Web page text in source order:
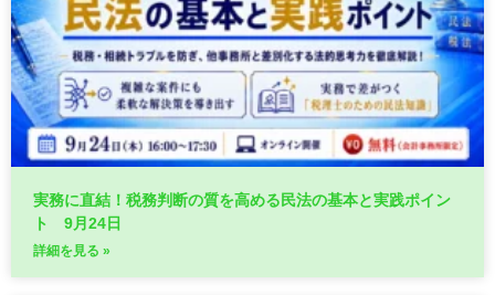
実務に直結！税務判断の質を高める民法の基本と実践ポイン
ト 9月24日
詳細を見る »